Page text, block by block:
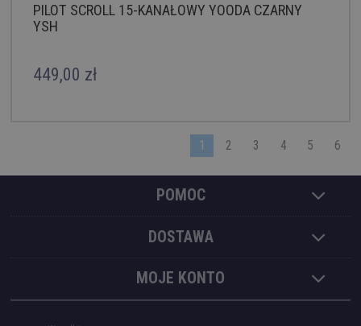
PILOT SCROLL 15-KANAŁOWY YOODA CZARNY
YSH
449,00 zł
1 2 3 4 5 6
POMOC
DOSTAWA
MOJE KONTO